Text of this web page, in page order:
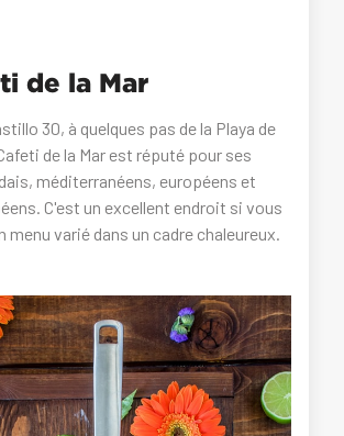
de la Mar
30, à quelques pas de la Playa de
de la Mar est réputé pour ses
méditerranéens, européens et
C'est un excellent endroit si vous
menu varié dans un cadre chaleureux.